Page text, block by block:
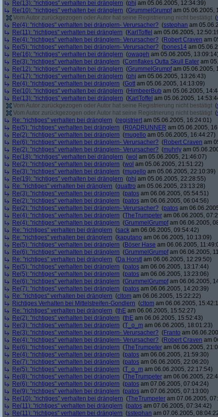
Re(13): "richtiges" verhalten bei dränglern (phj am 05.06.2005, 12:34:39)
Re(10): "richtiges" verhalten bei dränglern (GrummelGrumpfam 05.06.2005,
Vom Autor zurückgezogen oder Autor hat seine Registrierung nicht bestätigt (
Re(4): "richtiges" verhalten bei dränglern- Verursacher? (sstephan am
Re(11): "richtiges" verhalten bei dränglern (KarlToffel am 05.06.2005,
Re(4): "richtiges" verhalten bei dränglern- Verursacher? (Robert Craven am
Re(5): "richtiges" verhalten bei dränglern- Verursacher? (bones14 am
Re(16): "richtiges" verhalten bei dränglern (owageh am 05.06.2005,
Re(3): "richtiges" verhalten bei dränglern (Cornflakes Outta Skull Eater am
Re(12): "richtiges" verhalten bei dränglern (GrummelGrumpfam 05.06.2005,
Re(17): "richtiges" verhalten bei dränglern (phj am 05.06.2005, 13:26:43)
Re(4): "richtiges" verhalten bei dränglern (Gott am 05.06.2005, 14:13:09)
Re(10): "richtiges" verhalten bei dränglern (HimbeerBub am 05.06.2005,
Re(13): "richtiges" verhalten bei dränglern (KarlToffel am 05.06.2005,
Vom Autor zurückgezogen oder Autor hat seine Registrierung nicht bestätigt (
Vom Autor zurückgezogen oder Autor hat seine Registrierung nicht bestätigt (
Re: "richtiges" verhalten bei dränglern (registriert am 05.06.2005, 16:24:01)
Re(5): "richtiges" verhalten bei dränglern (R0ADRUNNER am 05.06.2005,
Re(2): "richtiges" verhalten bei dränglern (mugello am 05.06.2005, 16:44:27)
Re(6): "richtiges" verhalten bei dränglern- Verursacher? (Robert Craven am
Re(2): "richtiges" verhalten bei dränglern- Verursacher? (muhrly am
Re(18): "richtiges" verhalten bei dränglern (wol am 05.06.2005, 21:46:07)
Re(2): "richtiges" verhalten bei dränglern (wol am 05.06.2005, 21:51:22)
Re(3): "richtiges" verhalten bei dränglern (mugello am 05.06.2005, 22:10:39)
Re(19): "richtiges" verhalten bei dränglern (phj am 05.06.2005, 22:28:55)
Re: "richtiges" verhalten bei dränglern (quattro am 05.06.2005, 23:13:28)
Re(3): "richtiges" verhalten bei dränglern (patos am 06.06.2005, 05:54:51)
Re(2): "richtiges" verhalten bei dränglern (patos am 06.06.2005, 06:04:56)
Re(2): "richtiges" verhalten bei dränglern- Verursacher? (patos am
Re(4): "richtiges" verhalten bei dränglern (TheTrumpeter am 06.06.2005,
Re(4): "richtiges" verhalten bei dränglern (GrummelGrumpfam 06.06.2005,
Re: "richtiges" verhalten bei dränglern (sack am 06.06.2005, 09:54:42)
Re: "richtiges" verhalten bei dränglern (kaputano am 06.06.2005, 10:13:09)
Re(5): "richtiges" verhalten bei dränglern (Böser Hase am 06.06.2005,
Re(6): "richtiges" verhalten bei dränglern (GrummelGrumpfam 06.06.2005,
Re: "richtiges" verhalten bei dränglern (Da Horstl am 06.06.2005, 12:29:50)
Re(5): "richtiges" verhalten bei dränglern (patos am 06.06.2005, 13:17:44)
Re(5): "richtiges" verhalten bei dränglern (patos am 06.06.2005, 13:23:06)
Re(6): "richtiges" verhalten bei dränglern (GrummelGrumpfam 06.06.2005,
Re(7): "richtiges" verhalten bei dränglern (patos am 06.06.2005, 14:20:39)
Re: "richtiges" verhalten bei dränglern (cltom am 06.06.2005, 15:22:22)
Richtiges Verhalten bei Mittelstreifen-Gondlern (cltom am 06.06.2005,
Re: "richtiges" verhalten bei dränglern (thE am 06.06.2005, 15:52:27)
Re(2): "richtiges" verhalten bei dränglern (thE am 06.06.2005, 15:52:43)
Re(3): "richtiges" verhalten bei dränglern (T_o_m am 06.06.2005, 18:01:23)
Re(3): "richtiges" verhalten bei dränglern- Verursacher? (Franto am
Re(4): "richtiges" verhalten bei dränglern- Verursacher? (Robert Craven am
Re(6): "richtiges" verhalten bei dränglern (TheTrumpeter am 06.06.2005,
Re(4): "richtiges" verhalten bei dränglern (patos am 06.06.2005, 21:59:30)
Re(7): "richtiges" verhalten bei dränglern (patos am 06.06.2005, 22:06:20)
Re(5): "richtiges" verhalten bei dränglern (T_o_m am 06.06.2005, 22:17:54)
Re(8): "richtiges" verhalten bei dränglern (TheTrumpeter am 06.06.2005,
Re(6): "richtiges" verhalten bei dränglern (patos am 07.06.2005, 07:04:24)
Re(9): "richtiges" verhalten bei dränglern (patos am 07.06.2005, 07:13:00)
Re(10): "richtiges" verhalten bei dränglern (TheTrumpeter am 07.06.2005,
Re(11): "richtiges" verhalten bei dränglern (patos am 07.06.2005, 07:34:42)
Re(11): "richtiges" verhalten bei dränglern (sstephan am 07.06.2005,